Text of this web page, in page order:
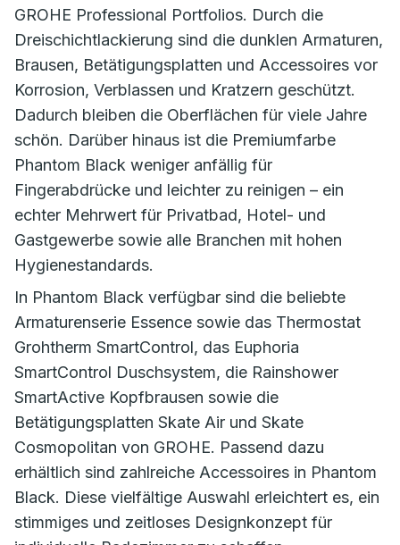
GROHE Professional Portfolios. Durch die
Dreischichtlackierung sind die dunklen Armaturen,
Brausen, Betätigungsplatten und Accessoires vor
Korrosion, Verblassen und Kratzern geschützt.
Dadurch bleiben die Oberflächen für viele Jahre
schön. Darüber hinaus ist die Premiumfarbe
Phantom Black weniger anfällig für
Fingerabdrücke und leichter zu reinigen – ein
echter Mehrwert für Privatbad, Hotel- und
Gastgewerbe sowie alle Branchen mit hohen
Hygienestandards.
In Phantom Black verfügbar sind die beliebte
Armaturenserie Essence sowie das Thermostat
Grohtherm SmartControl, das Euphoria
SmartControl Duschsystem, die Rainshower
SmartActive Kopfbrausen sowie die
Betätigungsplatten Skate Air und Skate
Cosmopolitan von GROHE. Passend dazu
erhältlich sind zahlreiche Accessoires in Phantom
Black. Diese vielfältige Auswahl erleichtert es, ein
stimmiges und zeitloses Designkonzept für